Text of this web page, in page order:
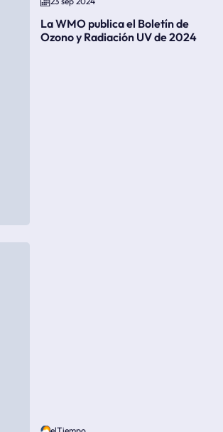
La WMO publica el Boletín de
Ozono y Radiación UV de 2024
elTiempo